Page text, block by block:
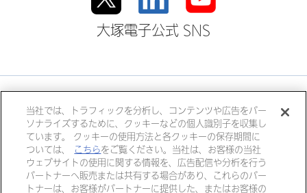
大塚電子公式 SNS
大塚ホールディングス
大塚製薬 大塚製薬工場
大鵬薬品工業
大塚倉庫
大塚化学
大塚食品
大塚メディカルデバイス
当社では、トラフィックを分析し、コンテンツや広告をパー
ソナライズするために、クッキーなどの個人識別子を収集し
ています。 クッキーの使用方法と各クッキーの保存期間に
ついては、
こちらをご覧ください。当社は、お客様の当社
ウェブサイトの使用に関する情報を、広告配信や分析を行う
パートナーへ販売または共有する場合があり、これらのパー
トナーは、お客様がパートナーに提供した、またはお客様の